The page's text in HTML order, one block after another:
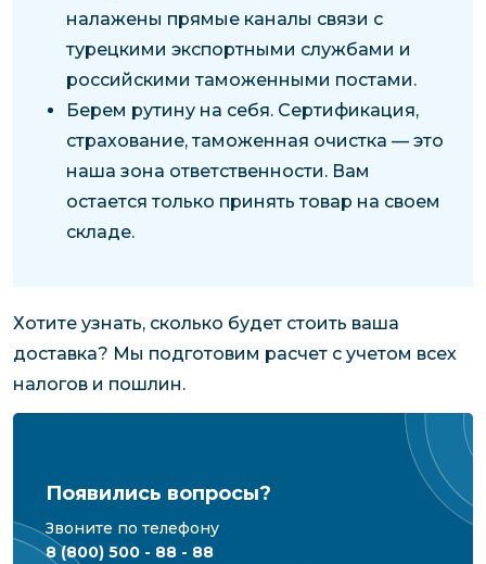
налажены прямые каналы связи с
турецкими экспортными службами и
российскими таможенными постами.
Берем рутину на себя. Сертификация,
страхование, таможенная очистка — это
наша зона ответственности. Вам
остается только принять товар на своем
складе.
Хотите узнать, сколько будет стоить ваша
доставка? Мы подготовим расчет с учетом всех
налогов и пошлин.
Появились вопросы?
Звоните по телефону
8 (800) 500 - 88 - 88